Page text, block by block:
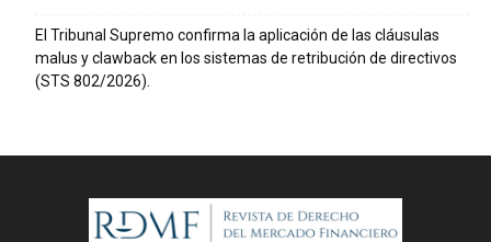
El Tribunal Supremo confirma la aplicación de las cláusulas
malus y clawback en los sistemas de retribución de directivos
(STS 802/2026).